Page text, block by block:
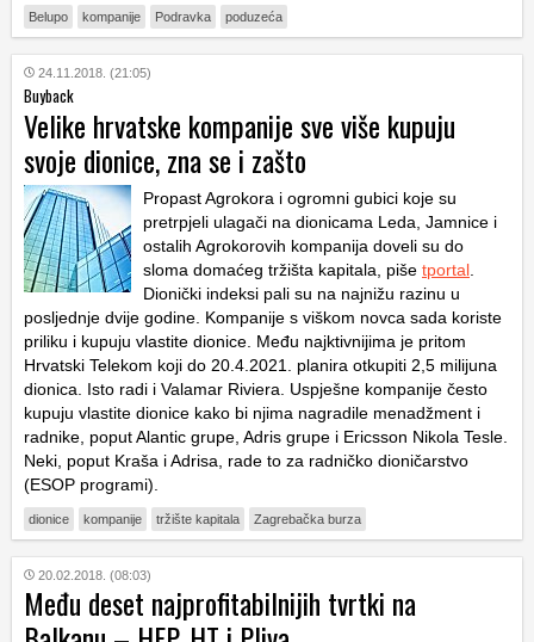
Belupo kompanije Podravka poduzeća
24.11.2018. (21:05)
Buyback
Velike hrvatske kompanije sve više kupuju
svoje dionice, zna se i zašto
Propast Agrokora i ogromni gubici koje su
pretrpjeli ulagači na dionicama Leda, Jamnice i
ostalih Agrokorovih kompanija doveli su do
sloma domaćeg tržišta kapitala, piše tportal
Dionički indeksi pali su na najnižu razinu u
posljednje dvije godine. Kompanije s viškom novca sada koriste
priliku i kupuju vlastite dionice. Među najktivnijima je pritom
Hrvatski Telekom koji do 20.4.2021. planira otkupiti 2,5 milijuna
dionica. Isto radi i Valamar Riviera. Uspješne kompanije često
kupuju vlastite dionice kako bi njima nagradile menadžment i
radnike, poput Alantic grupe, Adris grupe i Ericsson Nikola Tesle.
Neki, poput Kraša i Adrisa, rade to za radničko dioničarstvo
(ESOP programi).
dionice kompanije tržište kapitala Zagrebačka burza
20.02.2018. (08:03)
Među deset najprofitabilnijih tvrtki na